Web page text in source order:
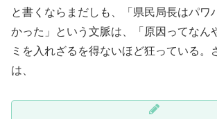
と書くならまだしも、「県民局長はパワ
かった」という文脈は、「原因ってなん
ミを入れざるを得ないほど狂っている。
は、